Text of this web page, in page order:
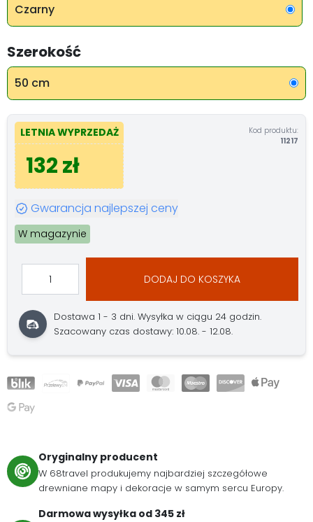
Czarny
Szerokość
50 cm
LETNIA WYPRZEDAŻ
132 zł
Kod produktu:
11217
Gwarancja najlepszej ceny
W magazynie
DODAJ DO KOSZYKA
Dostawa 1 - 3 dni.Wysyłka w ciągu 24 godzin.
Szacowany czas dostawy: 10.08. - 12.08.
Oryginalny producent
W 68travel produkujemy najbardziej szczegółowe
drewniane mapy i dekoracje w samym sercu Europy.
Darmowa wysyłka od 345 zł